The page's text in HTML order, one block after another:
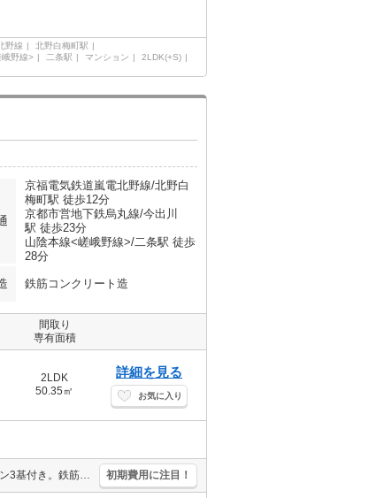
野線
北野白梅町駅
峨野線> 二条駅 マンション
2LDK(+S)
京福電気鉄道嵐電北野線/北野白
梅町駅 徒歩12分
京都市営地下鉄烏丸線/今出川
駅 徒歩23分
山陰本線<嵯峨野線>/二条駅 徒歩
28分
鉄筋コンクリート造
間取り
専有面積
2LDK
50.35㎡
詳細を見る
お気に入り
新築。宅配ボックスあり。エレベーターあり。スマートロック。エアコン3基付き。鉄筋コンクリート造りのマンションです。TVインターホン付き。浴室乾燥機付。インターネット無料。ウォークインクローゼット付き。 初期費用に注目！